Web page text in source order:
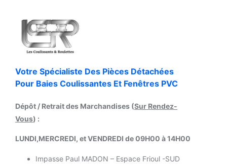
Votre Spécialiste Des Pièces Détachées
Pour Baies Coulissantes Et Fenêtres PVC
Dépôt / Retrait des Marchandises (Sur Rendez-
Vous) :
LUNDI,MERCREDI, et VENDREDI de 09H00 à 14H00
Impasse Paul MADON – Espace Frioul -SUD